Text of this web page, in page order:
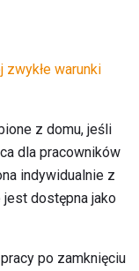
zwykłe warunki
z domu, jeśli
dla pracowników
indywidualnie z
jest dostępna jako
po zamknięciu